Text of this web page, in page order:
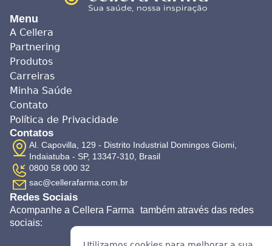
Menu
A Cellera
Partnering
Produtos
Carreiras
Minha Saúde
Contato
Política de Privacidade
Contatos
Al. Capovilla, 129 - Distrito Industrial Domingos Giomi,
Indaiatuba - SP, 13347-310, Brasil
0800 58 000 32
sac@cellerafarma.com.br
Redes Sociais
Acompanhe a Cellera Farma também através das redes
sociais: